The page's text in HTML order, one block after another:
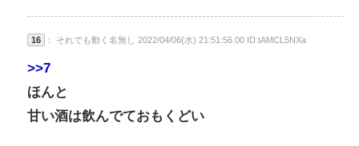
16 ： それでも動く名無し 2022/04/06(水) 21:51:56.00 ID:tAMCL5NXa
>>7
ほんと
甘い酒は飲んでておもくどい